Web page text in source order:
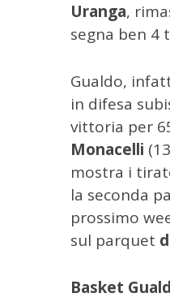
Uranga,
segna ben 4
Gualdo,
in difesa
vittoria per
Monacelli
mostra i
la seconda
prossimo
sul parquet
Basket
r